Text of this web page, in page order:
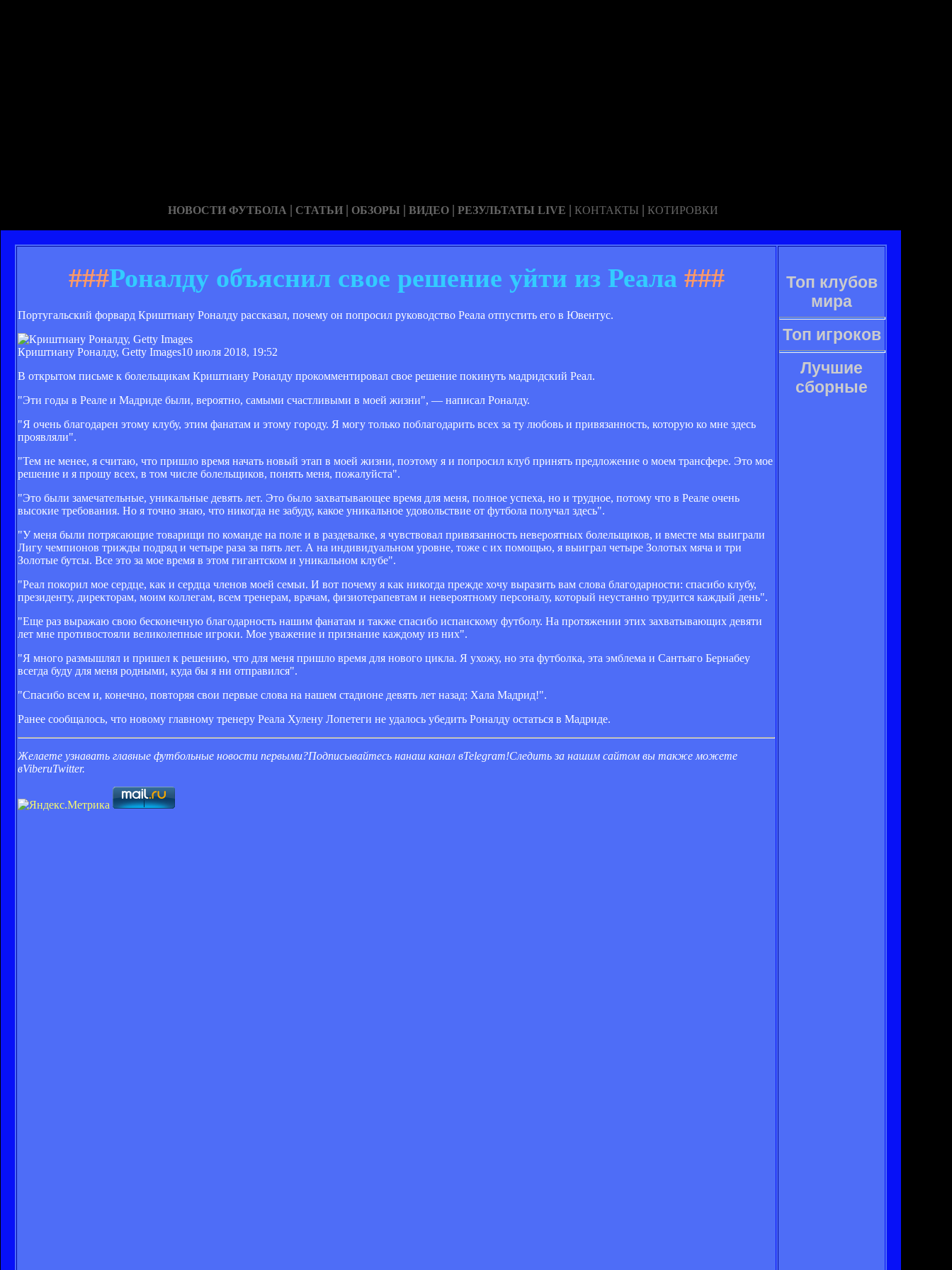
НОВОСТИ ФУТБОЛА | СТАТЬИ | ОБЗОРЫ | ВИДЕО | РЕЗУЛЬТАТЫ LIVE | КОНТАКТЫ | КОТИРОВКИ
###Роналду объяснил свое решение уйти из Реала###
Португальский форвард Криштиану Роналду рассказал, почему он попросил руководство Реала отпустить его в Ювентус.
Криштиану Роналду, Getty Images10 июля 2018, 19:52
В открытом письме к болельщикам Криштиану Роналду прокомментировал свое решение покинуть мадридский Реал.
"Эти годы в Реале и Мадриде были, вероятно, самыми счастливыми в моей жизни", — написал Роналду.
"Я очень благодарен этому клубу, этим фанатам и этому городу. Я могу только поблагодарить всех за ту любовь и привязанность, которую ко мне здесь
проявляли".
"Тем не менее, я считаю, что пришло время начать новый этап в моей жизни, поэтому я и попросил клуб принять предложение о моем трансфере. Это мое
решение и я прошу всех, в том числе болельщиков, понять меня, пожалуйста".
"Это были замечательные, уникальные девять лет. Это было захватывающее время для меня, полное успеха, но и трудное, потому что в Реале очень
высокие требования. Но я точно знаю, что никогда не забуду, какое уникальное удовольствие от футбола получал здесь".
"У меня были потрясающие товарищи по команде на поле и в раздевалке, я чувствовал привязанность невероятных болельщиков, и вместе мы выиграли
Лигу чемпионов трижды подряд и четыре раза за пять лет. А на индивидуальном уровне, тоже с их помощью, я выиграл четыре Золотых мяча и три
Золотые бутсы. Все это за мое время в этом гигантском и уникальном клубе".
"Реал покорил мое сердце, как и сердца членов моей семьи. И вот почему я как никогда прежде хочу выразить вам слова благодарности: спасибо клубу,
президенту, директорам, моим коллегам, всем тренерам, врачам, физиотерапевтам и невероятному персоналу, который неустанно трудится каждый день".
"Еще раз выражаю свою бесконечную благодарность нашим фанатам и также спасибо испанскому футболу. На протяжении этих захватывающих девяти
лет мне противостояли великолепные игроки. Мое уважение и признание каждому из них".
"Я много размышлял и пришел к решению, что для меня пришло время для нового цикла. Я ухожу, но эта футболка, эта эмблема и Сантьяго Бернабеу
всегда буду для меня родными, куда бы я ни отправился".
"Спасибо всем и, конечно, повторяя свои первые слова на нашем стадионе девять лет назад: Хала Мадрид!".
Ранее сообщалось, что новому главному тренеру Реала Хулену Лопетеги не удалось убедить Роналду остаться в Мадриде.
Желаете узнавать главные футбольные новости первыми?Подписывайтесь нанаш канал вTelegram!Следить за нашим сайтом вы также можете
вViberиTwitter.
Топ клубов
мира
Топ игроков
Лучшие
сборные